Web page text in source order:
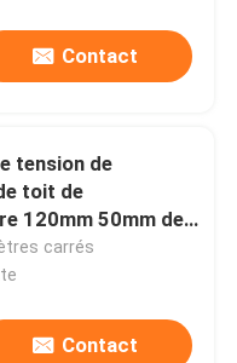
Contact
tension de
toit de
120mm 50mm de
Q355
carrés
Contact